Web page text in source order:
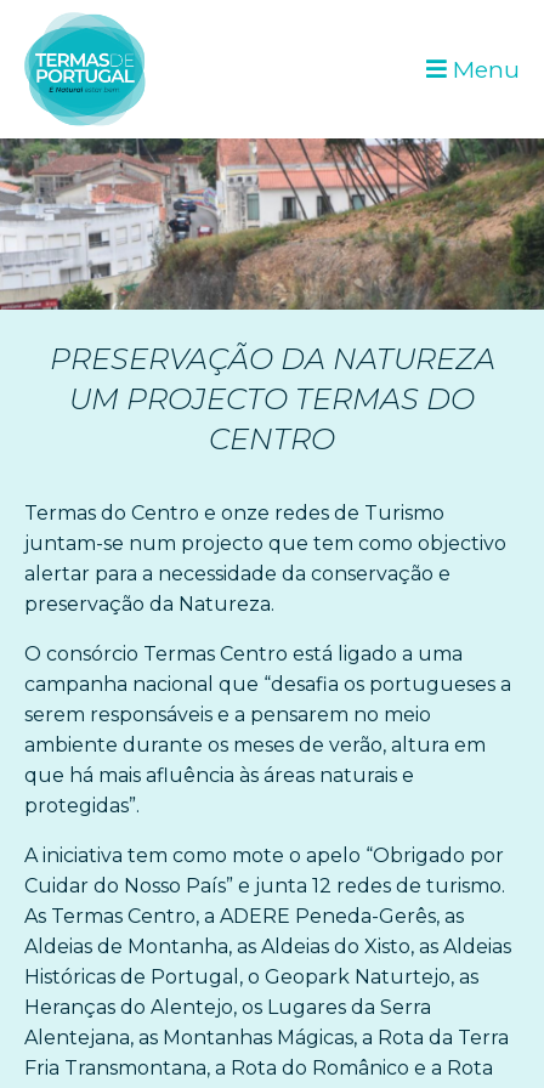
Menu
PRESERVAÇÃO DA NATUREZA
UM PROJECTO TERMAS DO
CENTRO
Termas do Centro e onze redes de Turismo
juntam-se num projecto que tem como objectivo
alertar para a necessidade da conservação e
preservação da Natureza.
O consórcio Termas Centro está ligado a uma
campanha nacional que “desafia os portugueses a
serem responsáveis e a pensarem no meio
ambiente durante os meses de verão, altura em
que há mais afluência às áreas naturais e
protegidas”.
A iniciativa tem como mote o apelo “Obrigado por
Cuidar do Nosso País” e junta 12 redes de turismo.
As Termas Centro, a ADERE Peneda-Gerês, as
Aldeias de Montanha, as Aldeias do Xisto, as Aldeias
Históricas de Portugal, o Geopark Naturtejo, as
Heranças do Alentejo, os Lugares da Serra
Alentejana, as Montanhas Mágicas, a Rota da Terra
Fria Transmontana, a Rota do Românico e a Rota